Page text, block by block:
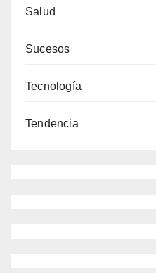
Salud
Sucesos
Tecnología
Tendencia